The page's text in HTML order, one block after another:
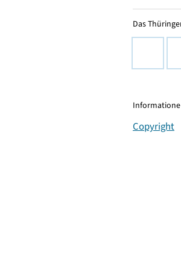
Das
Copyright